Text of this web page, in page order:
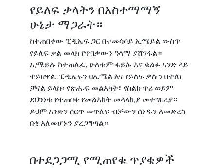
የይለፍ ቃላትን በአስተማማኝ
ሁኔታ ማጋራት።
ከተጠበቀው ፒዲኤፍ ጋር በተመሳሳይ ኢሜይል ውስጥ
የይለፍ ቃል መላክ የጥበቃውን ዓላማ ያሸንፋል።
ኢሜይሉ ከተጠለፈ, ሁለቱም ፋይሉ እና ቁልፉ አንድ ላይ
ተይዘዋል. ፒዲኤፍን በኢሜል እና የይለፍ ቃሉን በተለየ
ቻናል ይላኩ፡ የጽሑፍ መልእክት፣ የስልክ ጥሪ ወይም
ደህንነቱ የተጠበቀ የመልእክት መላላኪያ መተግበሪያ።
ይህም አንድን ሰርጥ መጥለፍ ብቻውን ሰነዱን ለመድረስ
በቂ አለመሆኑን ያረጋግጣል።
በተደጋጋሚ የሚጠየቁ ጥያቄዎች